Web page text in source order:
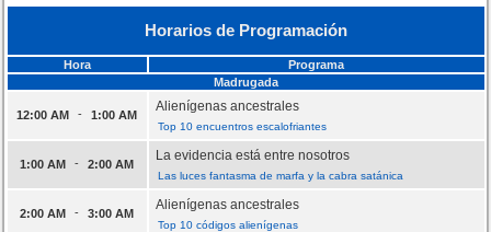
Horarios de Programación
Hora
Programa
Madrugada
12:00 AM - 1:00 AM
Alienígenas ancestrales
Top 10 encuentros escalofriantes
1:00 AM - 2:00 AM
La evidencia está entre nosotros
Las luces fantasma de marfa y la cabra satánica
2:00 AM - 3:00 AM
Alienígenas ancestrales
Top 10 códigos alienígenas